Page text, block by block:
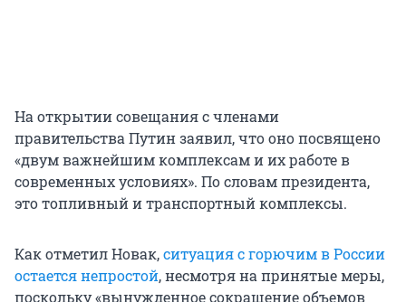
На открытии совещания с членами
правительства Путин заявил, что оно посвящено
«двум важнейшим комплексам и их работе в
современных условиях». По словам президента,
это топливный и транспортный комплексы.
Как отметил Новак,ситуация с горючим в России
остается непростой, несмотря на принятые меры,
поскольку «вынужденное сокращение объемов